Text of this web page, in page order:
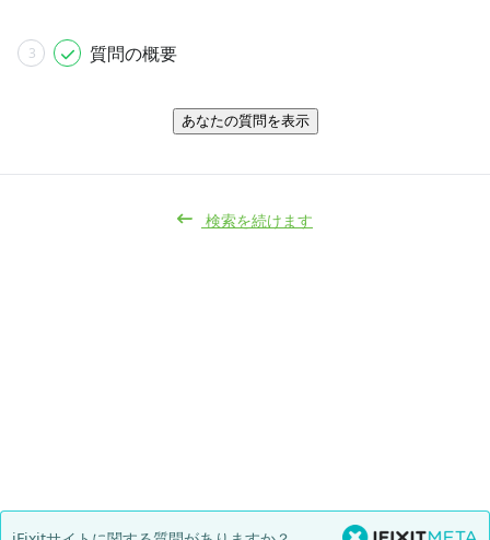
3 質問の概要
あなたの質問を表示
検索を続けます